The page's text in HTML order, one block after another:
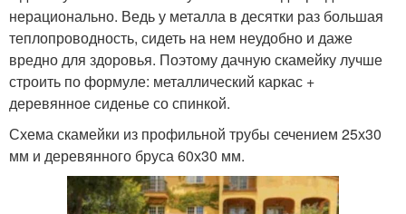
нерационально. Ведь у металла в десятки раз большая
теплопроводность, сидеть на нем неудобно и даже
вредно для здоровья. Поэтому дачную скамейку лучше
строить по формуле: металлический каркас +
деревянное сиденье со спинкой.
Схема скамейки из профильной трубы сечением 25х30
мм и деревянного бруса 60х30 мм.